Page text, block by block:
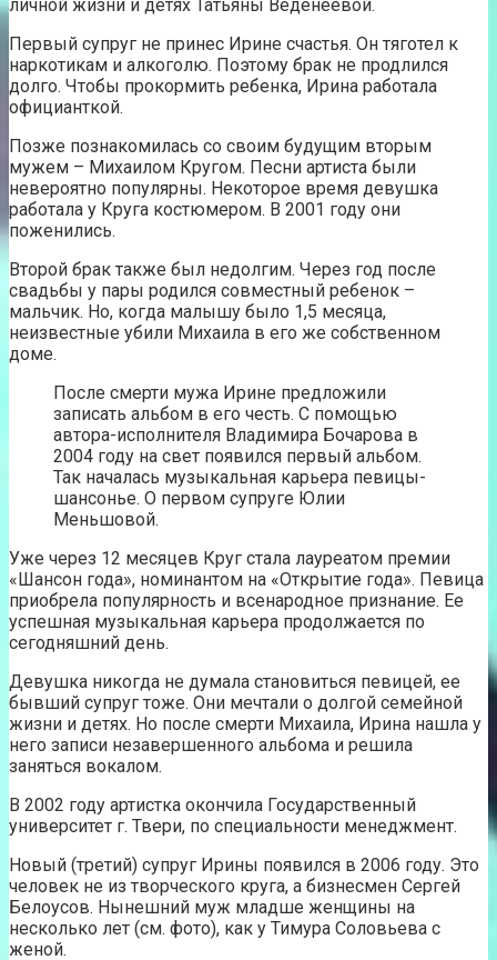
личной жизни и детях Татьяны Веденеевой.
Первый супруг не принес Ирине счастья. Он тяготел к
наркотикам и алкоголю. Поэтому брак не продлился
долго. Чтобы прокормить ребенка, Ирина работала
официанткой.
Позже познакомилась со своим будущим вторым
мужем – Михаилом Кругом. Песни артиста были
невероятно популярны. Некоторое время девушка
работала у Круга костюмером. В 2001 году они
поженились.
Второй брак также был недолгим. Через год после
свадьбы у пары родился совместный ребенок –
мальчик. Но, когда малышу было 1,5 месяца,
неизвестные убили Михаила в его же собственном
доме.
После смерти мужа Ирине предложили
записать альбом в его честь. С помощью
автора-исполнителя Владимира Бочарова в
2004 году на свет появился первый альбом.
Так началась музыкальная карьера певицы-
шансонье. О первом супруге Юлии
Меньшовой.
Уже через 12 месяцев Круг стала лауреатом премии
«Шансон года», номинантом на «Открытие года». Певица
приобрела популярность и всенародное признание. Ее
успешная музыкальная карьера продолжается по
сегодняшний день.
Девушка никогда не думала становиться певицей, ее
бывший супруг тоже. Они мечтали о долгой семейной
жизни и детях. Но после смерти Михаила, Ирина нашла у
него записи незавершенного альбома и решила
заняться вокалом.
В 2002 году артистка окончила Государственный
университет г. Твери, по специальности менеджмент.
Новый (третий) супруг Ирины появился в 2006 году. Это
человек не из творческого круга, а бизнесмен Сергей
Белоусов. Нынешний муж младше женщины на
несколько лет (см. фото), как у Тимура Соловьева с
женой.